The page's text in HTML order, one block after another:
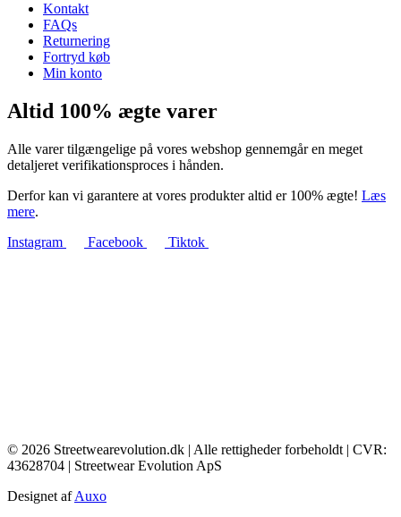
Kontakt
FAQs
Returnering
Fortryd køb
Min konto
Altid 100% ægte varer
Alle varer tilgængelige på vores webshop gennemgår en meget
detaljeret verifikationsproces i hånden.
Derfor kan vi garantere at vores produkter altid er 100% ægte! Læs
mere.
Instagram
Facebook Tiktok
© 2026 Streetwearevolution.dk | Alle rettigheder forbeholdt | CVR:
43628704 | Streetwear Evolution ApS
Designet afAuxo